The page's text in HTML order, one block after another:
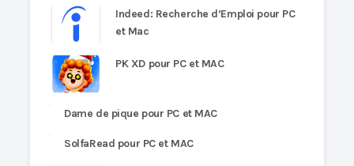
Indeed: Recherche d’Emploi pour PC
et Mac
PK XD pour PC et MAC
Dame de pique pour PC et MAC
SolfaRead pour PC et MAC